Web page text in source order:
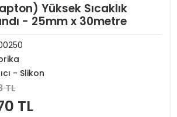
Yüksek Sıcaklık
- 25mm x 30metre
- Slikon
TL
TL